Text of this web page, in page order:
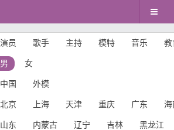
演员 歌手 主持 模特 音乐 教
男 女
中国 外模
北京 上海 天津 重庆 广东 海
山东 内蒙古 辽宁 吉林 黑龙江